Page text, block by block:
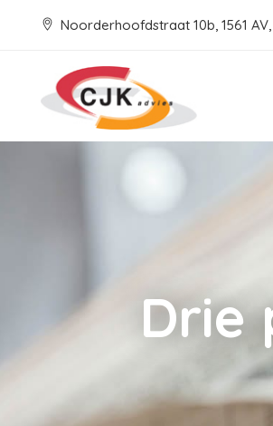
Noorderhoofdstraat 10b, 1561
Drie